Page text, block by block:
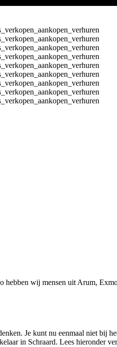
hebben wij mensen uit Arum,
Je kunt nu eenmaal niet bij
in Schraard. Lees hieronder